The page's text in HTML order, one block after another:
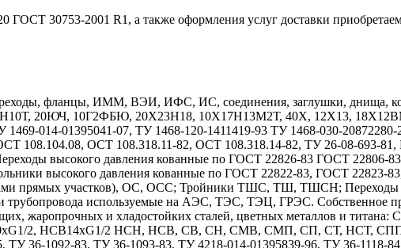
ГОСТ 30753-2001 R1, а также оформления услуг доставки
фланцы, ИММ, ВЭИ, ИФС, ИС, соединения, заглушки, днища,
20ЮЧ, 10Г2ФБЮ, 20Х23Н18, 10Х17Н13М2Т, 40Х, 12Х13,
014-01395041-07, ТУ 1468-120-1411419-93 ТУ 1468-030-
108.104.08, ОСТ 108.318.11-82, ОСТ 108.318.14-82, ТУ 26-08-693-
высокого давления кованные по ГОСТ 22826-83 ГОСТ 22806-
высокого давления кованные по ГОСТ 22822-83, ГОСТ
прямых участков), ОС, ОСС; Тройники ТШС, ТШ, ТШСН;
используемые на АЭС, ТЭС, ТЭЦ, ГРЭС. Собственное
жаропрочных и хладостойких сталей, цветных металлов и
2, НСВ14хG1/2 НСН, НСВ, СВ, СН, СМВ, СМП, СП, СТ, НСТ, СПП. По
36-1092-83, ТУ 36-1093-83, ТУ 4218-014-01395839-96, ТУ 36-1118-